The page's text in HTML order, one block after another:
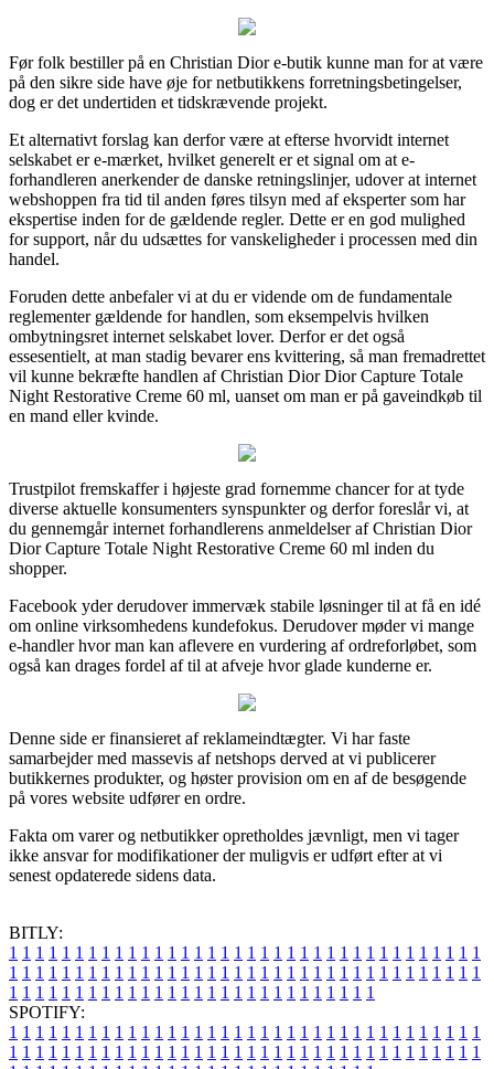
Før folk bestiller på en Christian Dior e-butik kunne man for at være
på den sikre side have øje for netbutikkens forretningsbetingelser,
dog er det undertiden et tidskrævende projekt.
Et alternativt forslag kan derfor være at efterse hvorvidt internet
selskabet er e-mærket, hvilket generelt er et signal om at e-
forhandleren anerkender de danske retningslinjer, udover at internet
webshoppen fra tid til anden føres tilsyn med af eksperter som har
ekspertise inden for de gældende regler. Dette er en god mulighed
for support, når du udsættes for vanskeligheder i processen med din
handel.
Foruden dette anbefaler vi at du er vidende om de fundamentale
reglementer gældende for handlen, som eksempelvis hvilken
ombytningsret internet selskabet lover. Derfor er det også
essesentielt, at man stadig bevarer ens kvittering, så man fremadrettet
vil kunne bekræfte handlen af Christian Dior Dior Capture Totale
Night Restorative Creme 60 ml, uanset om man er på gaveindkøb til
en mand eller kvinde.
Trustpilot fremskaffer i højeste grad fornemme chancer for at tyde
diverse aktuelle konsumenters synspunkter og derfor foreslår vi, at
du gennemgår internet forhandlerens anmeldelser af Christian Dior
Dior Capture Totale Night Restorative Creme 60 ml inden du
shopper.
Facebook yder derudover immervæk stabile løsninger til at få en idé
om online virksomhedens kundefokus. Derudover møder vi mange
e-handler hvor man kan aflevere en vurdering af ordreforløbet, som
også kan drages fordel af til at afveje hvor glade kunderne er.
Denne side er finansieret af reklameindtægter. Vi har faste
samarbejder med massevis af netshops derved at vi publicerer
butikkernes produkter, og høster provision om en af de besøgende
på vores website udfører en ordre.
Fakta om varer og netbutikker opretholdes jævnligt, men vi tager
ikke ansvar for modifikationer der muligvis er udført efter at vi
senest opdaterede sidens data.
BITLY:
1 1 1 1 1 1 1 1 1 1 1 1 1 1 1 1 1 1 1 1 1 1 1 1 1 1 1 1 1 1 1 1 1 1 1 1
1 1 1 1 1 1 1 1 1 1 1 1 1 1 1 1 1 1 1 1 1 1 1 1 1 1 1 1 1 1 1 1 1 1 1 1
1 1 1 1 1 1 1 1 1 1 1 1 1 1 1 1 1 1 1 1 1 1 1 1 1 1 1 1
SPOTIFY:
1 1 1 1 1 1 1 1 1 1 1 1 1 1 1 1 1 1 1 1 1 1 1 1 1 1 1 1 1 1 1 1 1 1 1 1
1 1 1 1 1 1 1 1 1 1 1 1 1 1 1 1 1 1 1 1 1 1 1 1 1 1 1 1 1 1 1 1 1 1 1 1